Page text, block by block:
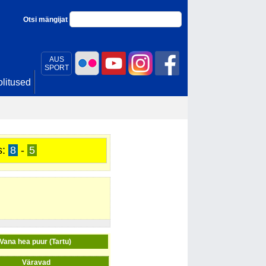
AUS
SPORT
Otsi mängijat
8 - 5
Vana hea puur (Tartu)
Väravad